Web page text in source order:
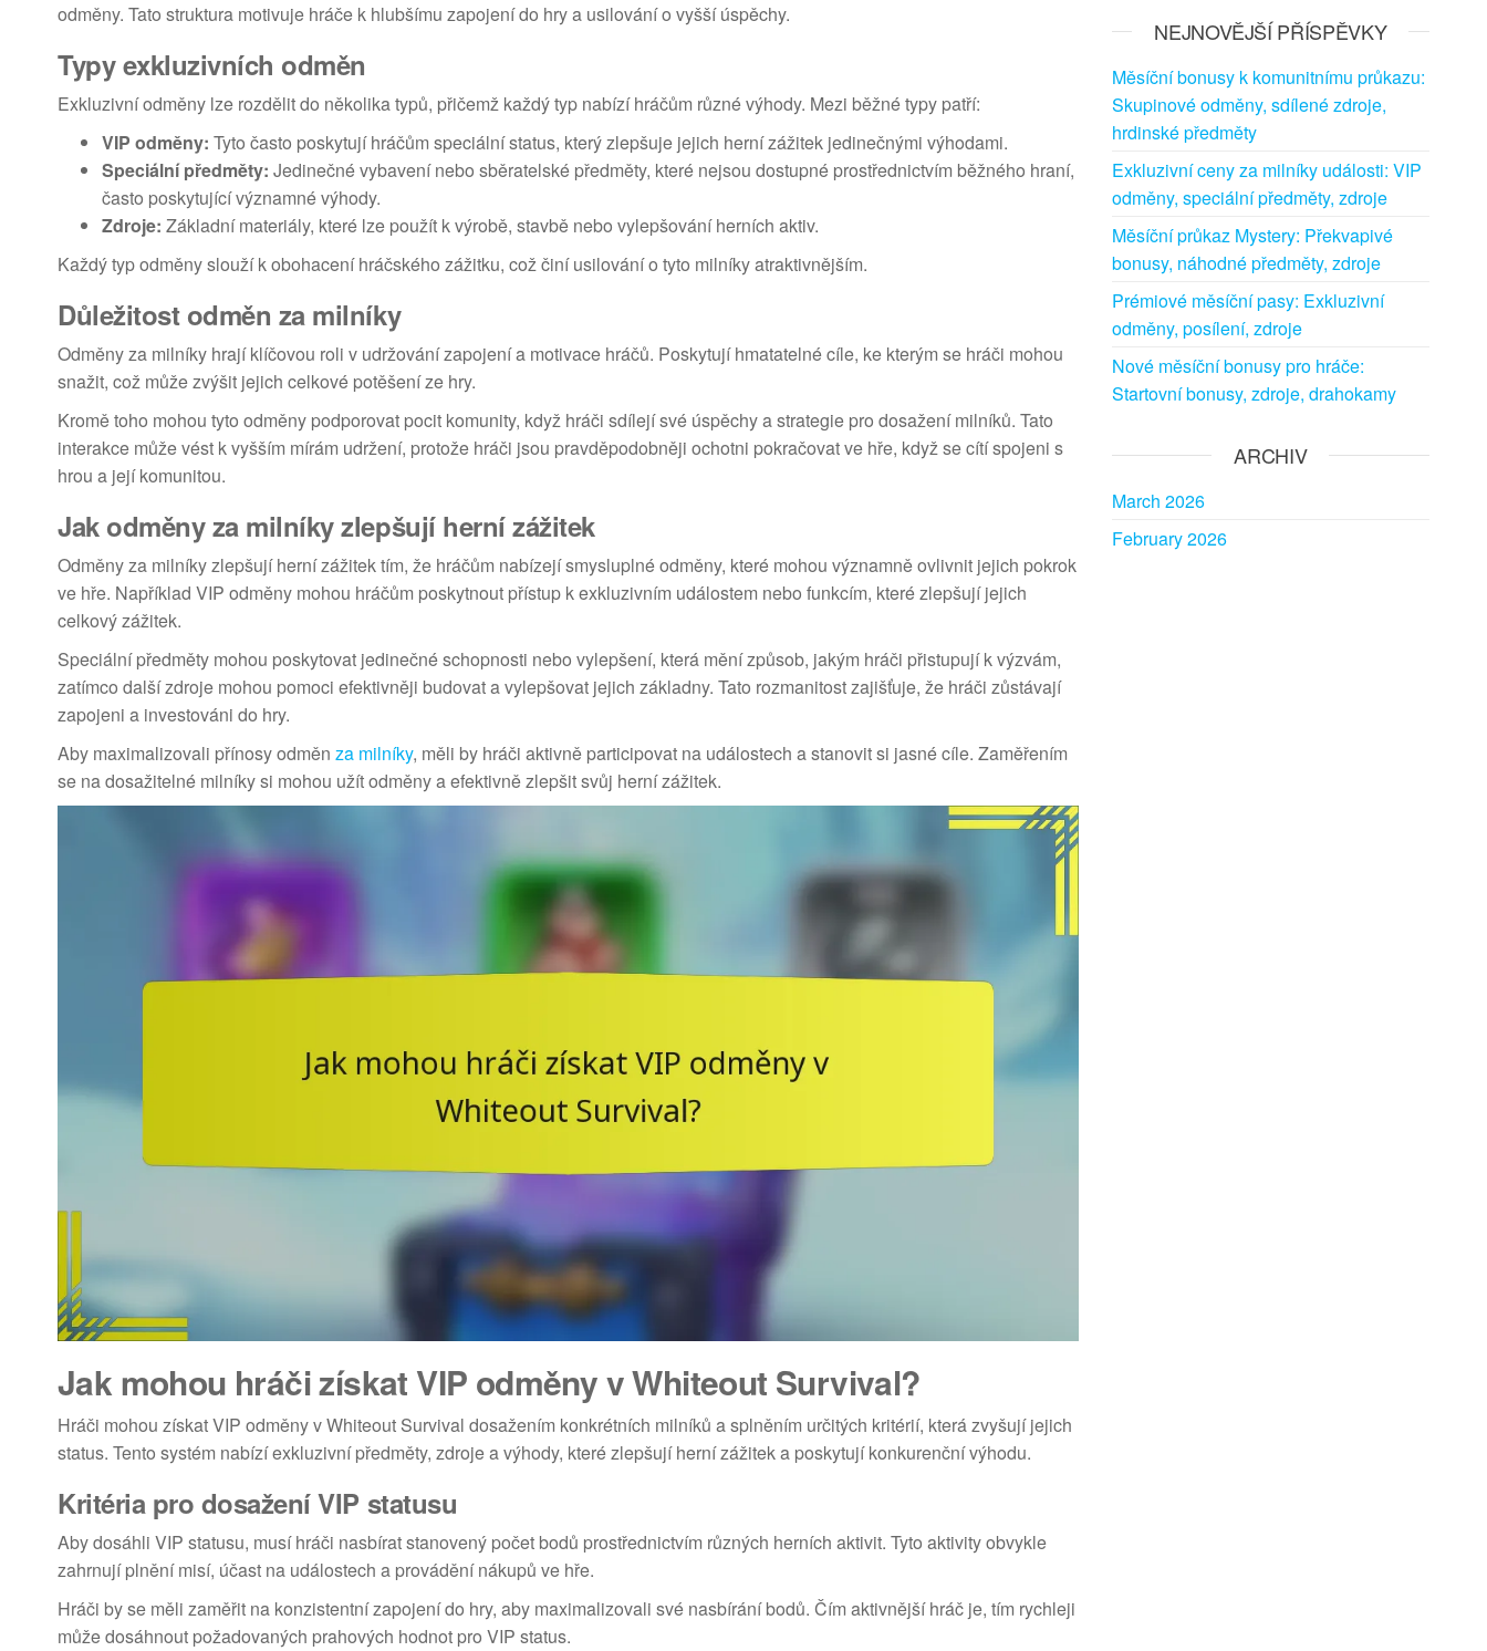
odměny. Tato struktura motivuje hráče k hlubšímu zapojení do hry a usilování o vyšší úspěchy.
Typy exkluzivních odměn
Exkluzivní odměny lze rozdělit do několika typů, přičemž každý typ nabízí hráčům různé výhody. Mezi běžné typy patří:
VIP odměny: Tyto často poskytují hráčům speciální status, který zlepšuje jejich herní zážitek jedinečnými výhodami.
Speciální předměty: Jedinečné vybavení nebo sběratelské předměty, které nejsou dostupné prostřednictvím běžného hraní,
často poskytující významné výhody.
Zdroje: Základní materiály, které lze použít k výrobě, stavbě nebo vylepšování herních aktiv.
Každý typ odměny slouží k obohacení hráčského zážitku, což činí usilování o tyto milníky atraktivnějším.
Důležitost odměn za milníky
Odměny za milníky hrají klíčovou roli v udržování zapojení a motivace hráčů. Poskytují hmatatelné cíle, ke kterým se hráči mohou
snažit, což může zvýšit jejich celkové potěšení ze hry.
Kromě toho mohou tyto odměny podporovat pocit komunity, když hráči sdílejí své úspěchy a strategie pro dosažení milníků. Tato
interakce může vést k vyšším mírám udržení, protože hráči jsou pravděpodobněji ochotni pokračovat ve hře, když se cítí spojeni s
hrou a její komunitou.
Jak odměny za milníky zlepšují herní zážitek
Odměny za milníky zlepšují herní zážitek tím, že hráčům nabízejí smysluplné odměny, které mohou významně ovlivnit jejich pokrok
ve hře. Například VIP odměny mohou hráčům poskytnout přístup k exkluzivním událostem nebo funkcím, které zlepšují jejich
celkový zážitek.
Speciální předměty mohou poskytovat jedinečné schopnosti nebo vylepšení, která mění způsob, jakým hráči přistupují k výzvám,
zatímco další zdroje mohou pomoci efektivněji budovat a vylepšovat jejich základny. Tato rozmanitost zajišťuje, že hráči zůstávají
zapojeni a investováni do hry.
Aby maximalizovali přínosy odměn za milníky, měli by hráči aktivně participovat na událostech a stanovit si jasné cíle. Zaměřením
se na dosažitelné milníky si mohou užít odměny a efektivně zlepšit svůj herní zážitek.
Jak mohou hráči získat VIP odměny v Whiteout Survival?
Hráči mohou získat VIP odměny v Whiteout Survival dosažením konkrétních milníků a splněním určitých kritérií, která zvyšují jejich
status. Tento systém nabízí exkluzivní předměty, zdroje a výhody, které zlepšují herní zážitek a poskytují konkurenční výhodu.
Kritéria pro dosažení VIP statusu
Aby dosáhli VIP statusu, musí hráči nasbírat stanovený počet bodů prostřednictvím různých herních aktivit. Tyto aktivity obvykle
zahrnují plnění misí, účast na událostech a provádění nákupů ve hře.
Hráči by se měli zaměřit na konzistentní zapojení do hry, aby maximalizovali své nasbírání bodů. Čím aktivnější hráč je, tím rychleji
může dosáhnout požadovaných prahových hodnot pro VIP status.
NEJNOVĚJŠÍ PŘÍSPĚVKY
Měsíční bonusy k komunitnímu průkazu:
Skupinové odměny, sdílené zdroje,
hrdinské předměty
Exkluzivní ceny za milníky události: VIP
odměny, speciální předměty, zdroje
Měsíční průkaz Mystery: Překvapivé
bonusy, náhodné předměty, zdroje
Prémiové měsíční pasy: Exkluzivní
odměny, posílení, zdroje
Nové měsíční bonusy pro hráče:
Startovní bonusy, zdroje, drahokamy
ARCHIV
March 2026
February 2026